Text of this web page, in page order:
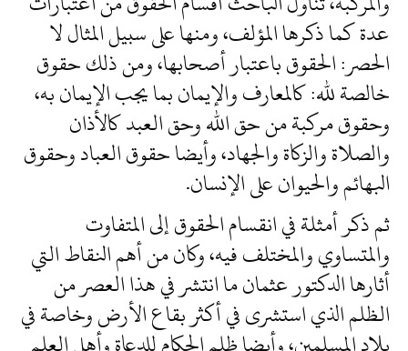
عدة كما ذكرها المؤلف، ومنها على سبيل المثال لا
الحصر: الحقوق باعتبار أصحابها، ومن ذلك حقوق
خالصة لله: كالمعارف والإيمان بما يجب الإيمان به،
وحقوق مركبة من حق الله وحق العبد كالأذان
والصلاة والزكاة والجهاد، وأيضا حقوق العباد وحقوق
البهائم والحيوان على الإنسان.
ثم ذكر أمثلة في انقسام الحقوق إلى المتفاوت
والمتساوي والمختلف فيه، وكان من أهم النقاط التي
أثارها الدكتور عثمان ما انتشر في هذا العصر من
الظلم الذي استشرى في أكثر بقاع الأرض وخاصة في